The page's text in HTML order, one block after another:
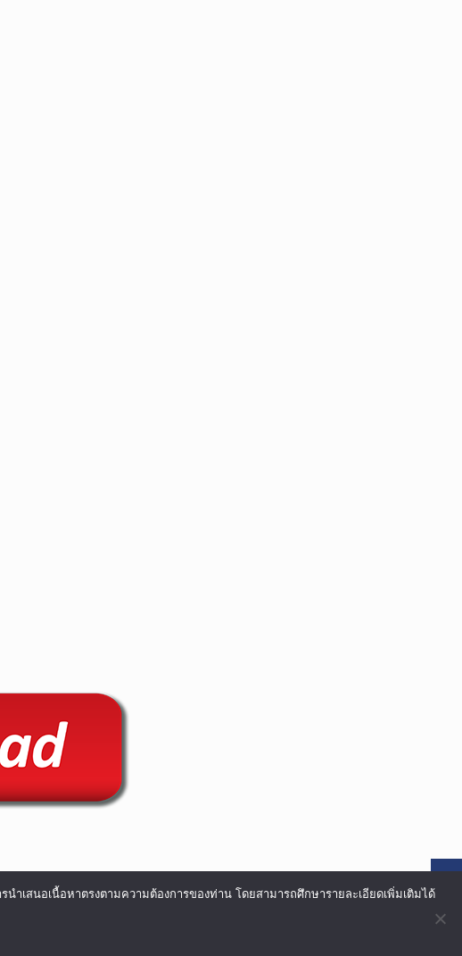
ำเสนอเนื้อหาตรงตามความต้องการของท่าน โดยสามารถศึกษารายละเอียดเพิ่มเติมได้